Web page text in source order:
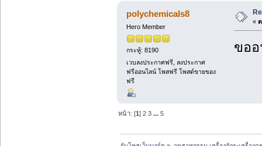
polychemicals8
Hero Member
กระทู้: 8190
เวบลงประกาศฟรี, ลงประกาศ
ฟรีออนไลน์ โพสฟรี โพสต์ขายของ
ฟรี
«
ขอ
หน้า: [1]2 3 ...5